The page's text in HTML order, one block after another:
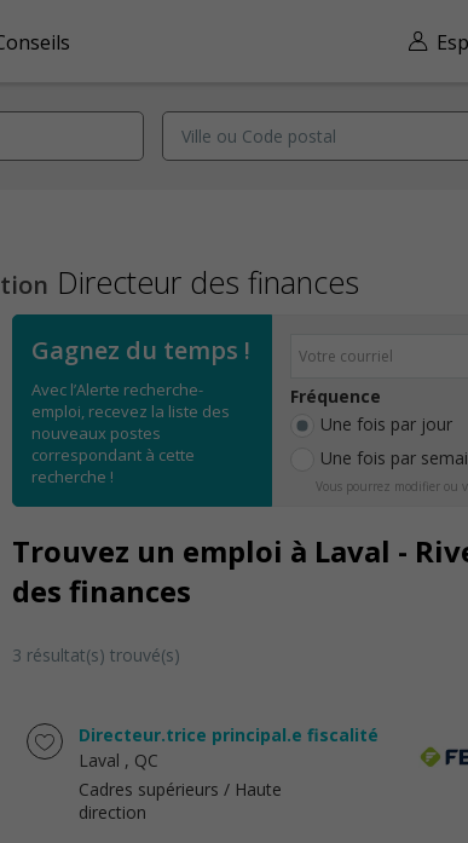
Directeur des finances
Gagnez du temps !
Avec l’Alerte recherche-
emploi, recevez la liste des
nouveaux postes
correspondant à cette
recherche !
Fréquence
Une fois par jour
Une fois par
Vous pourrez modifier ou
Trouvez un emploi à Laval -
des finances
3 résultat(s) trouvé(s)
Directeur.trice principal.e fiscalité
Laval , QC
Cadres supérieurs / Haute
direction